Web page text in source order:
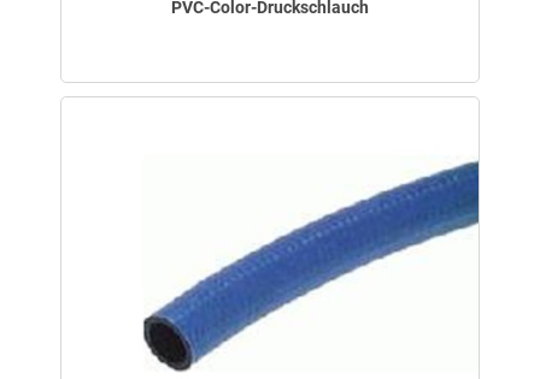
PVC-Color-Druckschlauch